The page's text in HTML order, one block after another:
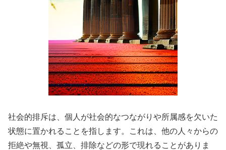
社会的排斥は、個人が社会的なつながりや所属感を欠いた
状態に置かれることを指します。これは、他の人々からの
拒絶や無視、孤立、排除などの形で現れることがありま